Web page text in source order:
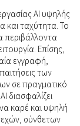
AI υψηλής
και ταχύτητα. Το
περιβάλλοντα
Επίσης,
εγγραφή,
των
σε πραγματικό
διασφαλίζει
καρέ και υψηλή
σύνθετων